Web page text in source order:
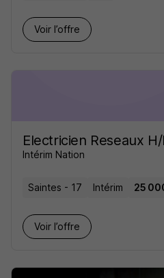
Voir l’offre
Electricien Reseaux H/
Intérim Nation
Saintes - 17 Intérim 25
Voir l’offre